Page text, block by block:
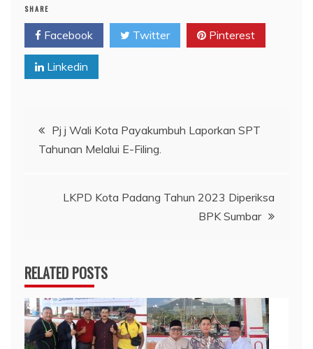
SHARE
Facebook Twitter Pinterest
Linkedin
Navigasi
pos
Pj j Wali Kota Payakumbuh Laporkan SPT
Tahunan Melalui E-Filing.
LKPD Kota Padang Tahun 2023 Diperiksa
BPK Sumbar
RELATED POSTS